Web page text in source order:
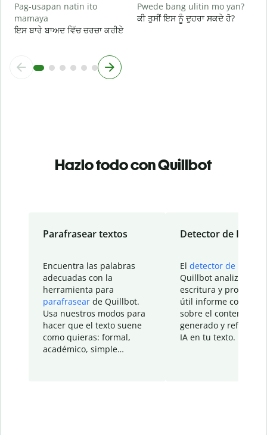
Pag-usapan natin ito
mamaya
ਇਸ ਬਾਰੇ ਬਾਅਦ ਵਿੱਚ ਚਰਚਾ ਕਰੀਏ
Pwede bang ulitin mo yan?
ਕੀ ਤੁਸੀਂ ਇਸ ਨੂੰ ਦੁਹਰਾ ਸਕਦੇ ਹੋ?
Hazlo todo con Quillbot
Parafrasear textos
Encuentra las palabras
adecuadas con la
herramienta para
parafrasear de Quillbot.
Usa nuestros modos para
hacer que el texto suene
como quieras: formal,
académico, simple…
Detector de IA
El detector de IA
Quillbot analiza tu
escritura y
útil informe con
sobre el contenido
generado y refinado
IA en tu texto.